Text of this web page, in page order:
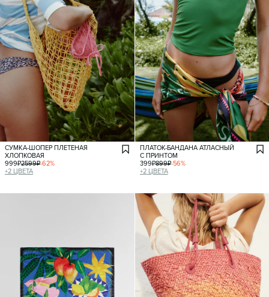
СУМКА-ШОПЕР ПЛЕТЕНАЯ
ХЛОПКОВАЯ
999₽2599₽-62%
+2 ЦВЕТА
ПЛАТОК-БАНДАНА АТЛАСНЫЙ
С ПРИНТОМ
399₽899₽-56%
+2 ЦВЕТА